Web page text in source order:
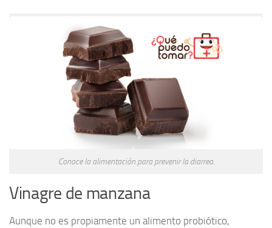
Conoce la alimentación para prevenir la diarrea.
Vinagre de manzana
Aunque no es propiamente un alimento probiótico,